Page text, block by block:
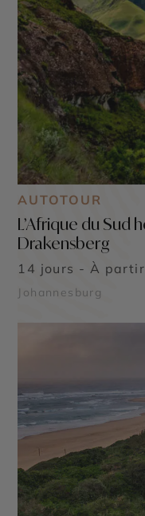
AUTOTOUR
L’Afrique du Sud
Drakensberg
14 jours - À
Johannesburg